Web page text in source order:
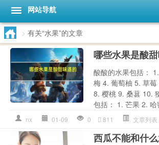
网站导航
> 有关“水果”的文章
哪些水果是酸
酸酸的水果包括：
梅 4. 葡萄柚 5. 草
8. 樱桃 9. 桑葚 10.
包括： 1. 芒果 2.
nx 01-09 0 811 文章列表
西瓜不能和什